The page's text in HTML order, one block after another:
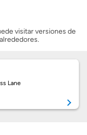
visitar versiones de
Lane